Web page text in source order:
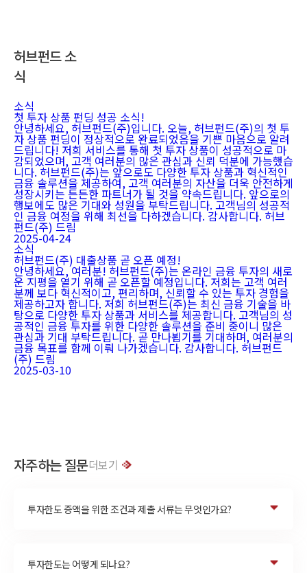
허브펀드 소
식
소식
첫 투자 상품 펀딩 성공 소식!
안녕하세요, 허브펀드(주)입니다. 오늘, 허브펀드(주)의 첫 투
자 상품 펀딩이 정상적으로 완료되었음을 기쁜 마음으로 알려
드립니다! 저희 서비스를 통해 첫 투자 상품이 성공적으로 마
감되었으며, 고객 여러분의 많은 관심과 신뢰 덕분에 가능했습
니다. 허브펀드(주)는 앞으로도 다양한 투자 상품과 혁신적인
금융 솔루션을 제공하여, 고객 여러분의 자산을 더욱 안전하게
성장시키는 든든한 파트너가 될 것을 약속드립니다. 앞으로의
행보에도 많은 기대와 성원을 부탁드립니다. 고객님의 성공적
인 금융 여정을 위해 최선을 다하겠습니다. 감사합니다. 허브
펀드(주) 드림
2025-04-24
소식
허브펀드(주) 대출상품 곧 오픈 예정!
안녕하세요, 여러분! 허브펀드(주)는 온라인 금융 투자의 새로
운 지평을 열기 위해 곧 오픈할 예정입니다. 저희는 고객 여러
분께 보다 혁신적이고, 편리하며, 신뢰할 수 있는 투자 경험을
제공하고자 합니다. 저희 허브펀드(주)는 최신 금융 기술을 바
탕으로 다양한 투자 상품과 서비스를 제공합니다. 고객님의 성
공적인 금융 투자를 위한 다양한 솔루션을 준비 중이니 많은
관심과 기대 부탁드립니다. 곧 만나뵙기를 기대하며, 여러분의
금융 목표를 함께 이뤄 나가겠습니다. 감사합니다. 허브펀드
(주) 드림
2025-03-10
자주하는 질문더보기
투자한도 증액을 위한 조건과 제출 서류는 무엇인가요?
투자한도는 어떻게 되나요?